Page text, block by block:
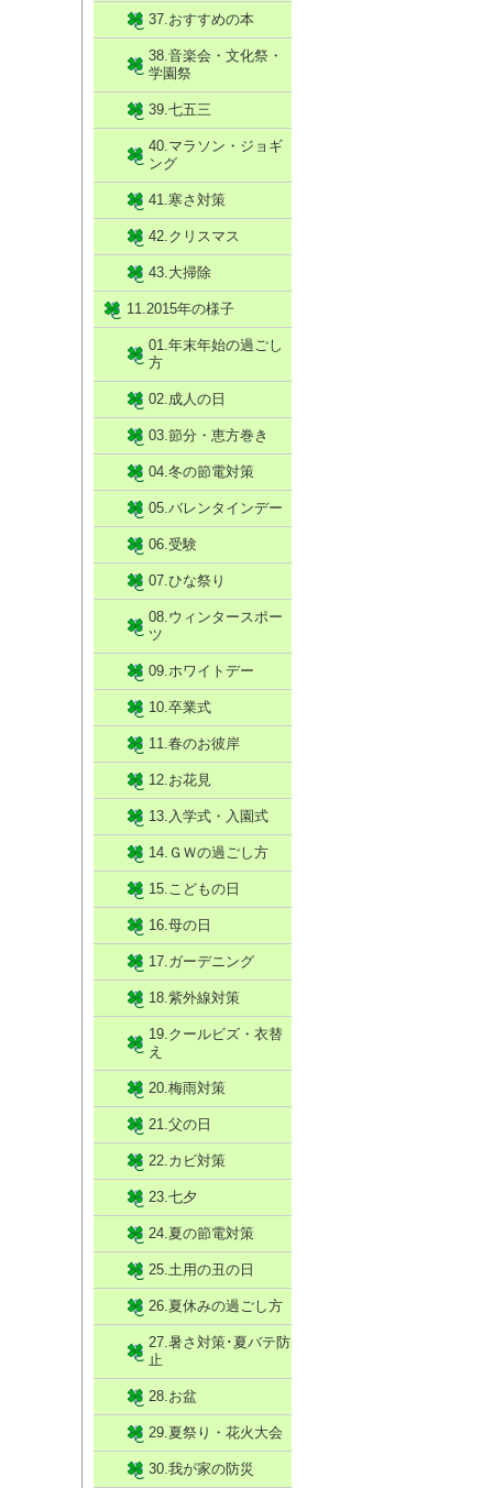
37.おすすめの本
38.音楽会・文化祭・
学園祭
39.七五三
40.マラソン・ジョギ
ング
41.寒さ対策
42.クリスマス
43.大掃除
11.2015年の様子
01.年末年始の過ごし
方
02.成人の日
03.節分・恵方巻き
04.冬の節電対策
05.バレンタインデー
06.受験
07.ひな祭り
08.ウィンタースポー
ツ
09.ホワイトデー
10.卒業式
11.春のお彼岸
12.お花見
13.入学式・入園式
14.ＧＷの過ごし方
15.こどもの日
16.母の日
17.ガーデニング
18.紫外線対策
19.クールビズ・衣替
え
20.梅雨対策
21.父の日
22.カビ対策
23.七夕
24.夏の節電対策
25.土用の丑の日
26.夏休みの過ごし方
27.暑さ対策･夏バテ防
止
28.お盆
29.夏祭り・花火大会
30.我が家の防災